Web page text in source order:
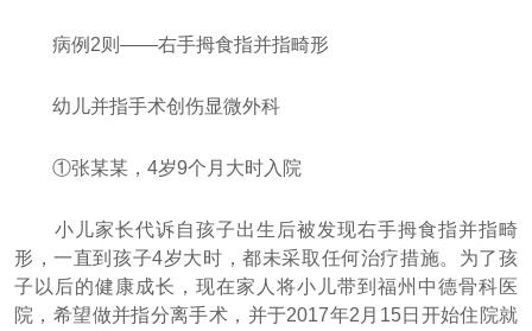
病例2则——右手拇食指并指畸形
幼儿并指手术创伤显微外科
①张某某，4岁9个月大时入院
小儿家长代诉自孩子出生后被发现右手拇食指并指畸
形，一直到孩子4岁大时，都未采取任何治疗措施。为了孩
子以后的健康成长，现在家人将小儿带到福州中德骨科医
院，希望做并指分离手术，并于2017年2月15日开始住院就